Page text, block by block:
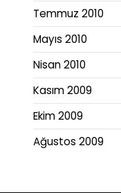
Temmuz 2010
Mayıs 2010
Nisan 2010
Kasım 2009
Ekim 2009
Ağustos 2009